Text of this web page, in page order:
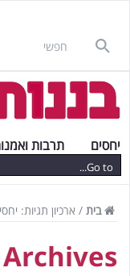
יחסים תרבות
בית / ארכיון תגיות: